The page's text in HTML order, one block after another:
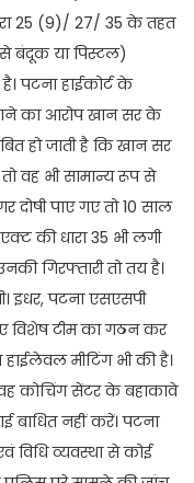
25 (9)/ 27/ 35 के तहत
बंदूक या पिस्टल)
पटना हाईकोर्ट के
का आरोप खान सर के
हो जाती है कि खान सर
वह भी सामान्य रूप से
दोषी पाए गए तो 10 साल
की धारा 35 भी लगी
गिरफ्तारी तो तय है।
इधर, पटना एसएसपी
विशेष टीम का गठन कर
मीटिंग भी की है।
कोचिंग सेंटर के बहाकावे
बाधित नहीं करें। पटना
विधि व्यवस्था से कोई